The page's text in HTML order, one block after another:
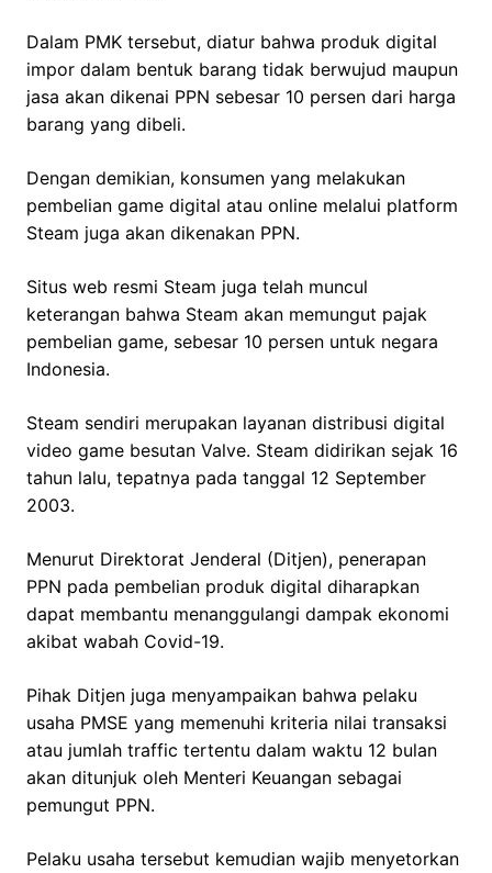
Dalam PMK tersebut, diatur bahwa produk digital
impor dalam bentuk barang tidak berwujud maupun
jasa akan dikenai PPN sebesar 10 persen dari harga
barang yang dibeli.
Dengan demikian, konsumen yang melakukan
pembelian game digital atau online melalui platform
Steam juga akan dikenakan PPN.
Situs web resmi Steam juga telah muncul
keterangan bahwa Steam akan memungut pajak
pembelian game, sebesar 10 persen untuk negara
Indonesia.
Steam sendiri merupakan layanan distribusi digital
video game besutan Valve. Steam didirikan sejak 16
tahun lalu, tepatnya pada tanggal 12 September
2003.
Menurut Direktorat Jenderal (Ditjen), penerapan
PPN pada pembelian produk digital diharapkan
dapat membantu menanggulangi dampak ekonomi
akibat wabah Covid-19.
Pihak Ditjen juga menyampaikan bahwa pelaku
usaha PMSE yang memenuhi kriteria nilai transaksi
atau jumlah traffic tertentu dalam waktu 12 bulan
akan ditunjuk oleh Menteri Keuangan sebagai
pemungut PPN.
Pelaku usaha tersebut kemudian wajib menyetorkan